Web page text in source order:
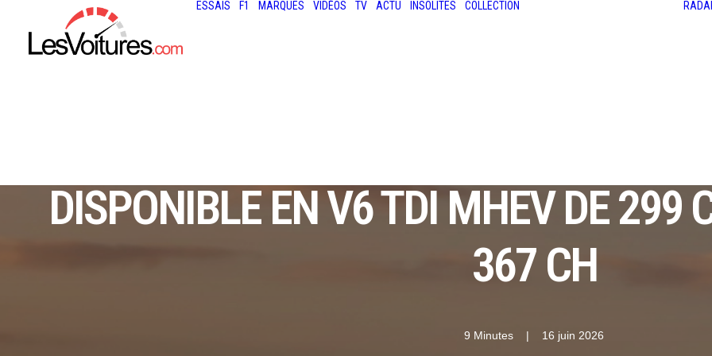
ESSAIS F1 MARQUES VIDÉOS TV ACTU INSOLITES COLLECTION
DISPONIBLE EN V6 TDI MHEV DE 299
367 CH
9 Minutes | 16 juin 2026